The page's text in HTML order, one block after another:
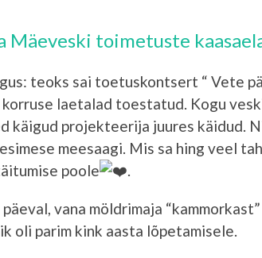
Mäeveski toimetuste
teoks sai toetuskontsert “ Vete
laetalad toestatud. Kogu
käigud projekteerija juures käidud.
meesaagi. Mis sa hing veel
poole
vana möldrimaja
oli parim kink aasta lõpetamisele.